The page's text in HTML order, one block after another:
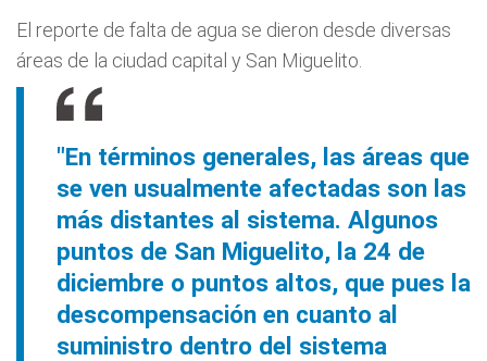
El reporte de falta de agua se dieron desde diversas
áreas de la ciudad capital y San Miguelito.
"En términos generales, las áreas que
se ven usualmente afectadas son las
más distantes al sistema. Algunos
puntos de San Miguelito, la 24 de
diciembre o puntos altos, que pues la
descompensación en cuanto al
suministro dentro del sistema